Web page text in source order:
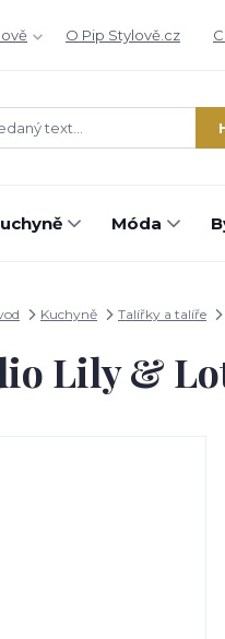
O Pip Stylově.cz
Móda
Kuchyně Talířky a talíře
Lily &